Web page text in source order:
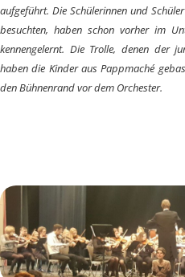
aufgeführt. Die Schülerinnen und
besuchten, haben schon vorher im
kennengelernt. Die Trolle, denen der
haben die Kinder aus Pappmaché
den Bühnenrand vor dem Orchester.